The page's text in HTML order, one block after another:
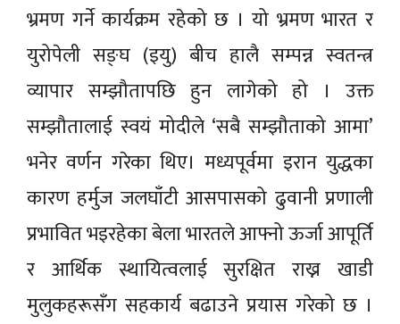
भ्रमण गर्ने कार्यक्रम रहेको छ । यो भ्रमण भारत र
युरोपेली सङ्घ (इयु) बीच हालै सम्पन्न स्वतन्त्र
व्यापार सम्झौतापछि हुन लागेको हो । उक्त
सम्झौतालाई स्वयं मोदीले ‘सबै सम्झौताको आमा’
भनेर वर्णन गरेका थिए। मध्यपूर्वमा इरान युद्धका
कारण हर्मुज जलघाँटी आसपासको ढुवानी प्रणाली
प्रभावित भइरहेका बेला भारतले आफ्नो ऊर्जा आपूर्ति
र आर्थिक स्थायित्वलाई सुरक्षित राख्न खाडी
मुलुकहरूसँग सहकार्य बढाउने प्रयास गरेको छ ।